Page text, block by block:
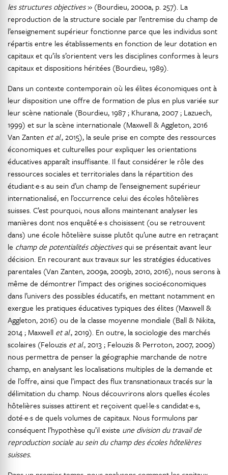
les structures objectives» (Bourdieu, 2000a, p. 257). La
reproduction de la structure sociale par l’entremise du champ de
l’enseignement supérieur fonctionne parce que les individus sont
répartis entre les établissements en fonction de leur dotation en
capitaux et qu’ils s’orientent vers les disciplines conformes à leurs
capitaux et dispositions héritées (Bourdieu, 1989).
Dans un contexte contemporain où les élites économiques ont à
leur disposition une offre de formation de plus en plus variée sur
leur scène nationale (Bourdieu, 1987 ; Khurana, 2007 ; Lazuech,
1999) et sur la scène internationale (Maxwell & Aggleton, 2016
Van Zanten et al., 2015), la seule prise en compte des ressources
économiques et culturelles pour expliquer les orientations
éducatives apparaît insuffisante. Il faut considérer le rôle des
ressources sociales et territoriales dans la répartition des
étudiant·e·s au sein d’un champ de l’enseignement supérieur
internationalisé, en l’occurrence celui des écoles hôtelières
suisses. C’est pourquoi, nous allons maintenant analyser les
manières dont nos enquêté·e·s choisissent (ou se retrouvent
dans) une école hôtelière suisse plutôt qu’une autre en retraçant
le champ de potentialités objectivesqui se présentait avant leur
décision. En recourant aux travaux sur les stratégies éducatives
parentales (Van Zanten, 2009a, 2009b, 2010, 2016), nous serons à
même de démontrer l’impact des origines socioéconomiques
dans l’univers des possibles éducatifs, en mettant notamment en
exergue les pratiques éducatives typiques des élites (Maxwell &
Aggleton, 2016) ou de la classe moyenne mondiale (Ball & Nikita,
2014 ; Maxwell et al., 2019). En outre, la sociologie des marchés
scolaires (Felouzis et al., 2013 ; Felouzis & Perroton, 2007, 2009)
nous permettra de penser la géographie marchande de notre
champ, en analysant les localisations multiples de la demande et
de l’offre, ainsi que l’impact des flux transnationaux tracés sur la
délimitation du champ. Nous découvrirons alors quelles écoles
hôtelières suisses attirent et reçoivent quel·le·s candidat·e·s,
doté·e·s de quels volumes de capitaux. Nous formulons par
conséquent l’hypothèse qu’il existe une division du travail de
reproduction sociale au sein du champ des écoles hôtelières
suisses.